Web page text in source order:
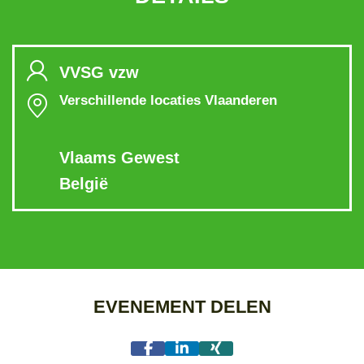
VVSG vzw
Verschillende locaties Vlaanderen
Vlaams Gewest
België
EVENEMENT DELEN